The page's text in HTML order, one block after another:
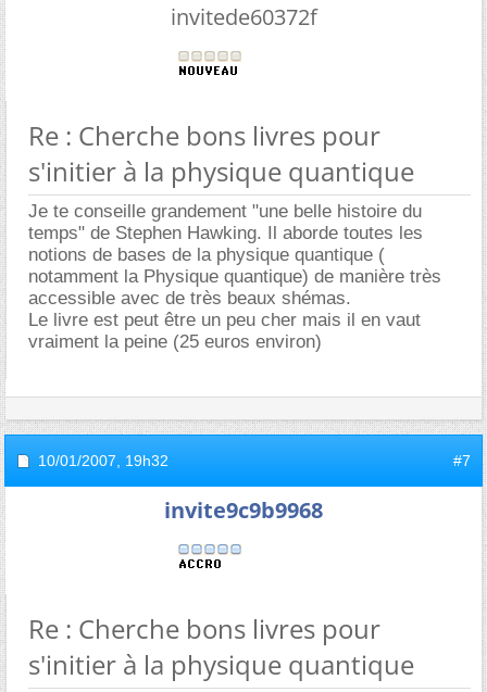
invitede60372f
Re : Cherche bons livres pour
s'initier à la physique quantique
Je te conseille grandement "une belle histoire du
temps" de Stephen Hawking. Il aborde toutes les
notions de bases de la physique quantique (
notamment la Physique quantique) de manière très
accessible avec de très beaux shémas.
Le livre est peut être un peu cher mais il en vaut
vraiment la peine (25 euros environ)
10/01/2007, 19h32 #7
invite9c9b9968
Re : Cherche bons livres pour
s'initier à la physique quantique